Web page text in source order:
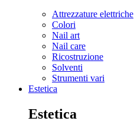
Attrezzature elettriche
Colori
Nail art
Nail care
Ricostruzione
Solventi
Strumenti vari
Estetica
Estetica